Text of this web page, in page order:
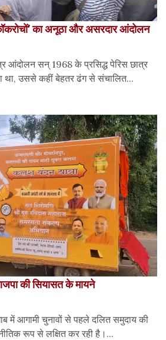
का अनूठा और असरदार आंदोलन
आंदोलन सन् 1968 के प्रसिद्ध पेरिस छात्र
उससे कहीं बेहतर ढंग से संचालित...
की सियासत के मायने
में आगामी चुनावों से पहले दलित समुदाय की
रूप से लक्षित कर रही है।...